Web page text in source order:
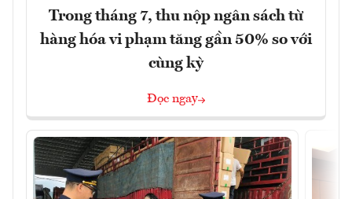
Trong tháng 7, thu nộp ngân sách từ
hàng hóa vi phạm tăng gần 50% so với
cùng kỳ
Đọc ngay